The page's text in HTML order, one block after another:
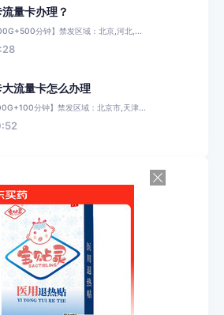
量卡办理？
分钟】禁发区域：北京,河北,...
流量卡怎么办理
分钟】禁发区域：北京市,天津...